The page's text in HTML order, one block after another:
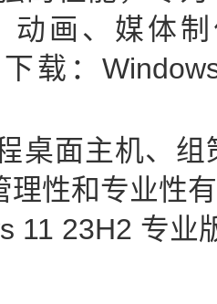
动画、媒体
载：
面主机、组
理性和专业性
11 23H2 专业